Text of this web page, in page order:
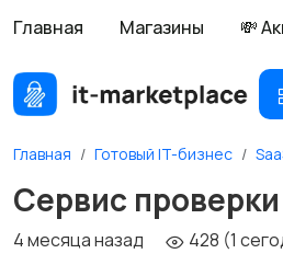
Главная Магазины 💸
Главная Готовый IT-бизнес
Сервис
4 месяца назад 428 (1